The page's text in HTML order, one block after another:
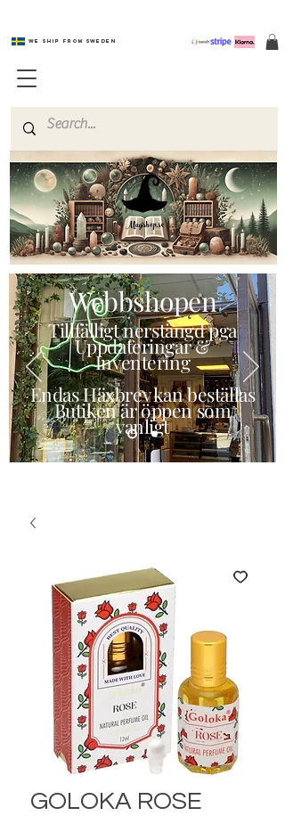
We ship from Sweden
Magishop.se
Webbshopen
Tillfälligt nerstängd pga
Uppdateringar &
Inventering
Endas Häxbrev kan beställas
Butiken är öppen som
vanligt
GOLOKA ROSE